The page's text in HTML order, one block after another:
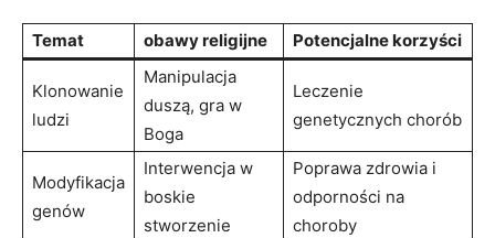
Temat obawy religijne Potencjalne korzyści
Klonowanie
ludzi
Manipulacja
duszą, gra w
Boga
Leczenie
genetycznych chorób
Modyfikacja
genów
Interwencja w
boskie
stworzenie
Poprawa zdrowia i
odporności na
choroby